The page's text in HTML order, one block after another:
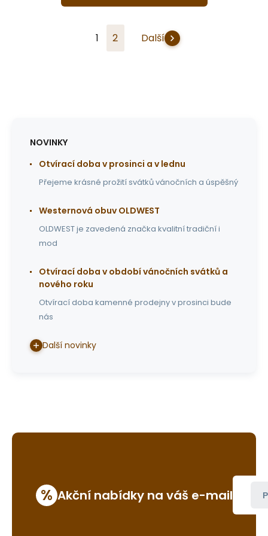
1 2 Další
NOVINKY
Otvírací doba v prosinci a v lednu
Přejeme krásné prožití svátků vánočních a úspěšný
Westernová obuv OLDWEST
OLDWEST je zavedená značka kvalitní tradiční i
mod
Otvírací doba v období vánočních svátků a
nového roku
Otvírací doba kamenné prodejny v prosinci bude
nás
Další novinky
% Akční nabídky na váš e-mail